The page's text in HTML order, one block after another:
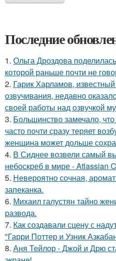
Последние
1. Ольга Дроздова
которой раньше почти не
2. Гарик Харламов,
озвучивания, недавно
своей работы над озвучкой
3. Большинство замечало,
часто почти сразу теряет
женщина может дольше
4. В Сиднее возвели самый
небоскреб в мире - Atlassian
5. Невероятно сочная,
запеканка.
6. Михаил галустян тайно
развода.
7. Как создавали сцену с
"Гарри Поттер и Узник
8. Аня Тейлор - Джой и Дрю